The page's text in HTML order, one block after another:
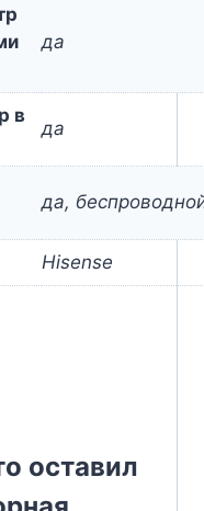
да
в
да
да,
Hisense
оставил